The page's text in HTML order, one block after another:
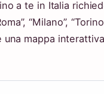
a te in Italia
“Milano”,
mappa